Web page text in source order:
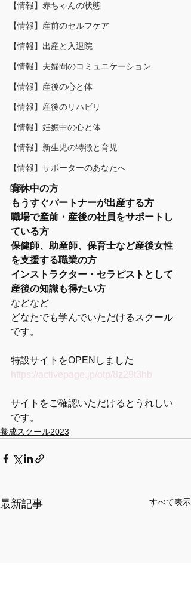
【情報】赤ちゃんの状態
【情報】産前のセルフケア
【情報】出産と入退院
【情報】夫婦間のコミュニケーション
【情報】産後の心と体
【情報】産後のリハビリ
【情報】妊娠中の心と体
【情報】新生児の特徴と育児
【情報】サポーターのあなたへ
啓発
育休中の方
もうすぐパートナーが出産する方
職場で産前・産後の社員をサポートし
ている方
保健師、助産師、保育士など産後女性
を支援する職業の方
インストラクター・セラピストとして
産後の知識も得たい方
などなど
どなたでも学んでいただけるスクール
です。
特設サイトをOPENしました
https://activepage.jp/otp/8z29t3hb
サイトをご確認いただけるとうれしい
です。
養成スクール2023
最新記事 すべて表示